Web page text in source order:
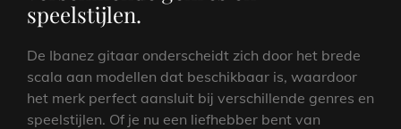
speelstijlen.
De Ibanez gitaar onderscheidt zich door het brede
scala aan modellen dat beschikbaar is, waardoor
het merk perfect aansluit bij verschillende genres en
speelstijlen. Of je nu een liefhebber bent van